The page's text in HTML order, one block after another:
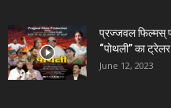
प्रज्जवल फिल्मस्
“पोथली” का
June 12, 2023